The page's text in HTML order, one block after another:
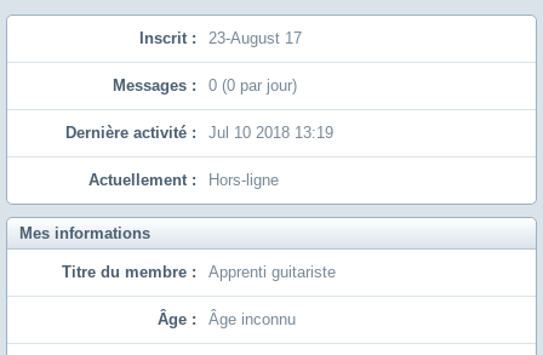
Inscrit : 23-August 17
Messages : 0 (0 par jour)
Dernière activité : Jul 10 2018 13:19
Actuellement : Hors-ligne
Mes informations
Titre du membre : Apprenti guitariste
Âge : Âge inconnu